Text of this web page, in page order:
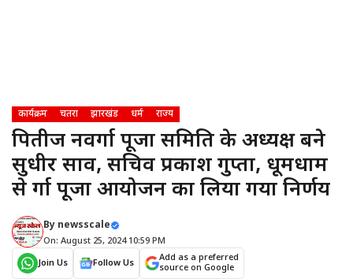
कार्यक्रम चतरा झारखंड धर्म राज्य
पितीज नवदुर्गा पूजा समिति के अध्यक्ष बने
सुधीर साव, सचिव प्रकाश गुप्ता, धूमधाम
से दुर्गा पूजा आयोजन का लिया गया निर्णय
By newsscale
On: August 25, 2024 10:59 PM
Join Us
Follow Us
Add as a preferred
source on Google